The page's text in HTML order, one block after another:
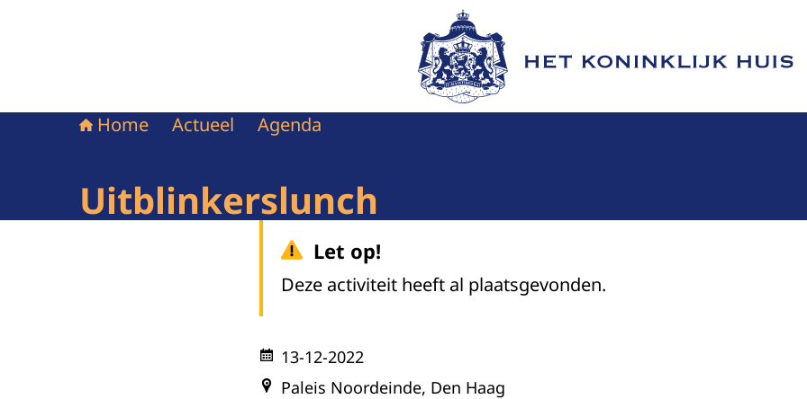
Naar de homepage van Het Koninklijk Huis
Home Actueel Agenda
Uitblinkerslunch
Let op!
Deze activiteit heeft al plaatsgevonden.
13-12-2022
Paleis Noordeinde, Den Haag